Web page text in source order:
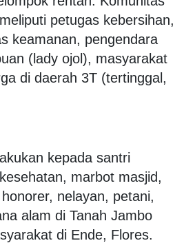
petugas kebersihan,
keamanan, pengendara
(lady ojol), masyarakat
di daerah 3T (tertinggal,
kepada santri
marbot masjid,
nelayan, petani,
alam di Tanah Jambo
di Ende, Flores.